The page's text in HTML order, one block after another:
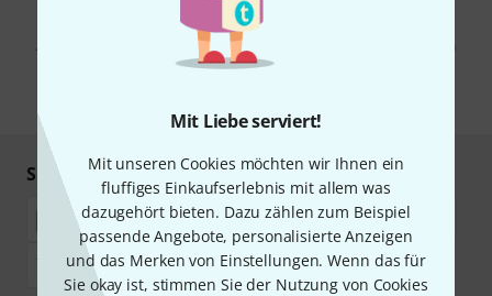
Mit Liebe serviert!
Mit unseren Cookies möchten wir Ihnen ein
fluffiges Einkaufserlebnis mit allem was
dazugehört bieten. Dazu zählen zum Beispiel
passende Angebote, personalisierte Anzeigen
und das Merken von Einstellungen. Wenn das für
Sie okay ist, stimmen Sie der Nutzung von Cookies
Mit Klick auf „Jetzt anmelden“ stimmen Sie dem Erhalt von E-Mail-
Werbung und einer Messung des E-Mail-Nutzungsverhaltens zu. Die
Abmeldung ist jederzeit möglich. Weitere Informationen finden Sie in
unserenDatenschutzhinweisen
Sicher einkaufen & bezahlen